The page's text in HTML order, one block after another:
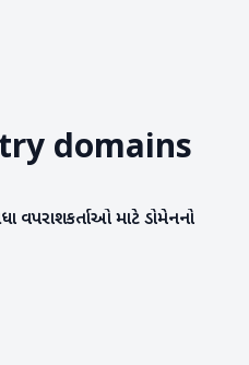
domains
વપરાશકર્તાઓ માટે ડોમેનનો